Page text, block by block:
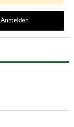
Anmelden